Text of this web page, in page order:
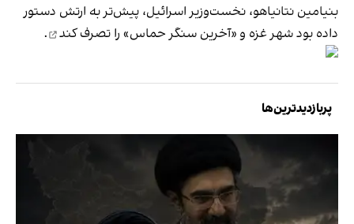
بنیامین نتانیاهو، نخست‌وزیر اسرائیل، پیش‌تر به ارتش دستور
داده بود شهر غزه و «آخرین سنگر حماس» را تصرف کند .
پربازدیدترین‌ها